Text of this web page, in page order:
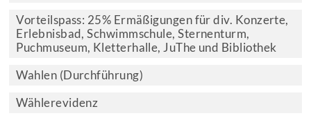
Vorteilspass: 25% Ermäßigungen für div. Konzerte,
Erlebnisbad, Schwimmschule, Sternenturm,
Puchmuseum, Kletterhalle, JuThe und Bibliothek
Wahlen (Durchführung)
Wählerevidenz